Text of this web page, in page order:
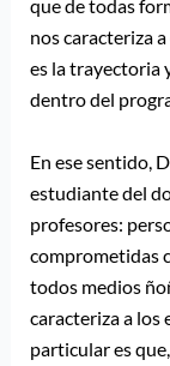
que de todas
nos caracteriza
es la trayectoria
dentro del
En ese sentido,
estudiante del
profesores:
comprometidas
todos medios
caracteriza a los
particular es